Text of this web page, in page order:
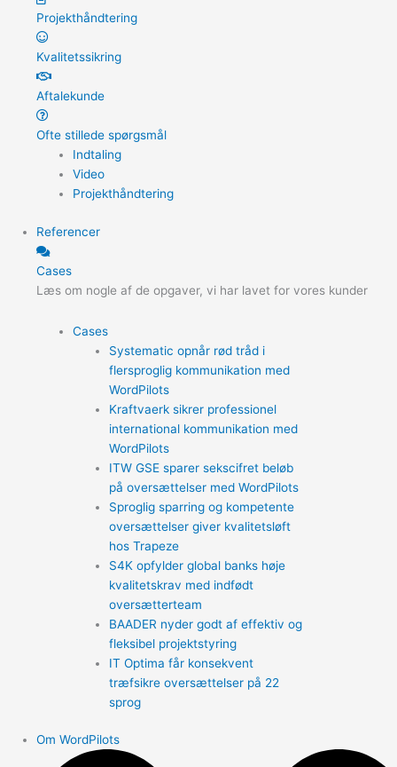
Projekthåndtering
Kvalitetssikring
Aftalekunde
Ofte stillede spørgsmål
Indtaling
Video
Projekthåndtering
Referencer
Cases
Læs om nogle af de opgaver, vi har lavet for vores kunder
Cases
Systematic opnår rød tråd i
flersproglig kommunikation med
WordPilots
Kraftvaerk sikrer professionel
international kommunikation med
WordPilots
ITW GSE sparer sekscifret beløb
på oversættelser med WordPilots
Sproglig sparring og kompetente
oversættelser giver kvalitetsløft
hos Trapeze
S4K opfylder global banks høje
kvalitetskrav med indfødt
oversætterteam
BAADER nyder godt af effektiv og
fleksibel projektstyring
IT Optima får konsekvent
træfsikre oversættelser på 22
sprog
Om WordPilots